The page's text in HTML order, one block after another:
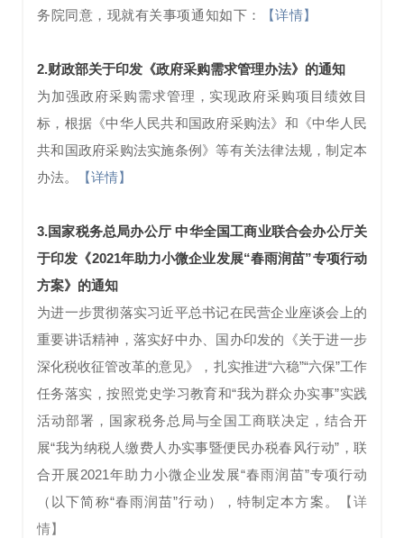
务院同意，现就有关事项通知如下：
【详情】
2.财政部关于印发《政府采购需求管理办法》的通知
为加强政府采购需求管理，实现政府采购项目绩效目
标，根据《中华人民共和国政府采购法》和《中华人民
共和国政府采购法实施条例》等有关法律法规，制定本
办法。
【详情】
3.国家税务总局办公厅 中华全国工商业联合会办公厅关
于印发《2021年助力小微企业发展“春雨润苗”专项行动
方案》的通知
为进一步贯彻落实习近平总书记在民营企业座谈会上的
重要讲话精神，落实好中办、国办印发的《关于进一步
深化税收征管改革的意见》，扎实推进“六稳”“六保”工作
任务落实，按照党史学习教育和“我为群众办实事”实践
活动部署，国家税务总局与全国工商联决定，结合开
展“我为纳税人缴费人办实事暨便民办税春风行动”，联
合开展2021年助力小微企业发展“春雨润苗”专项行动
（以下简称“春雨润苗”行动），特制定本方案。
【详
情】